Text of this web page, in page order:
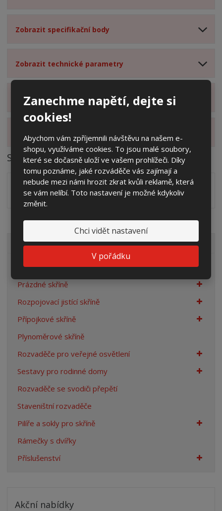
Zanechme napětí, dejte si
cookies!
Abychom vám zpříjemnili návštěvu na našem e-
shopu, využíváme cookies. To jsou malé soubory,
které se dočasně uloží ve vašem prohlížeči. Díky
tomu poznáme, jaké rozváděče vás zajímají a
nebude mezi námi hrozit zkrat kvůli reklamě, která
se vám nelíbí. Toto nastavení je možné kdykoliv
změnit.
Chci vidět nastavení
V pořádku
Zobrazit specifikační body
Zobrazit technické parametry
Zobrazit hodnocení produktu
Zobrazit alternativní produkty
Soubory ke stažení
Zakótovaný nákres skříně systému 3D včetně rozložení
zálisků ve formátu PDFpdf (60.24 Kb)
VŠECHNY KATEGORIE
Elektroměrové rozvaděče
Prázdné skříně
Rozpojovací jistící skříně
Přípojkové skříně
Plynoměrové skříně
Rozvaděče pro veřejné osvětlení
Sestavy pro rodinné domy
Rozvaděče se svodiči přepětí
Staveništní rozvaděče
Pilíře a sokly pro skříně
Rámečky s dvířky
Příslušenství
Akční nabídky